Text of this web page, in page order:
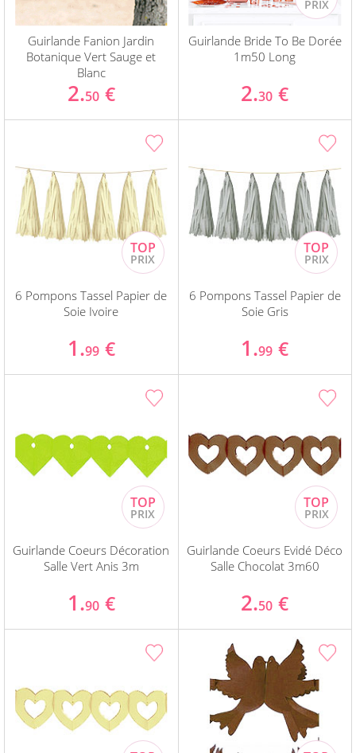
Guirlande Fanion Jardin
Botanique Vert Sauge et
Blanc
2.50 €
Guirlande Bride To Be Dorée
1m50 Long
2.30 €
6 Pompons Tassel Papier de
Soie Ivoire
1.99 €
6 Pompons Tassel Papier de
Soie Gris
1.99 €
Guirlande Coeurs Décoration
Salle Vert Anis 3m
1.90 €
Guirlande Coeurs Evidé Déco
Salle Chocolat 3m60
2.50 €